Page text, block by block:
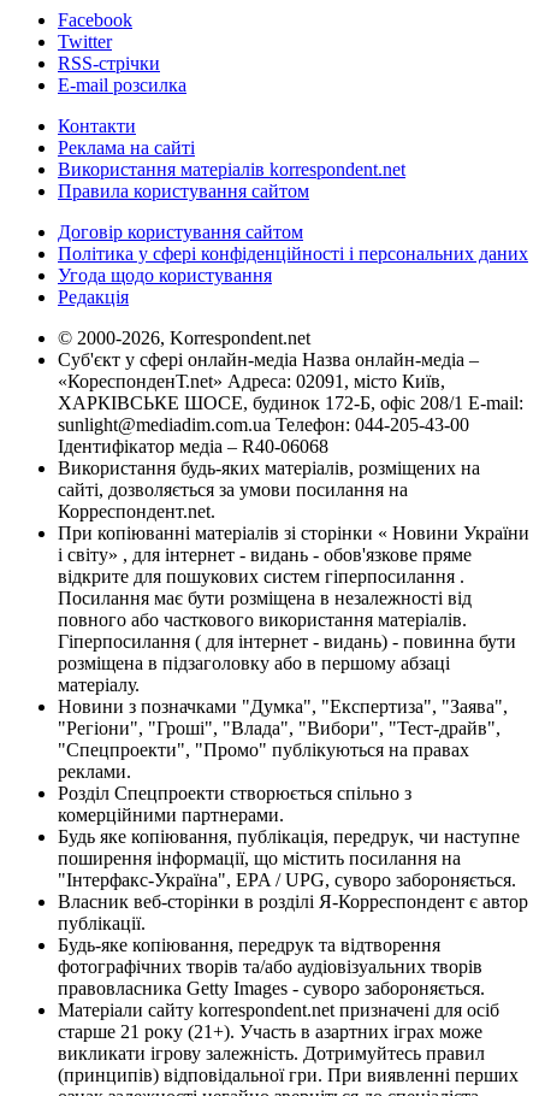
Facebook
Twitter
RSS-стрічки
E-mail розсилка
Контакти
Реклама на сайті
Використання матеріалів korrespondent.net
Правила користування сайтом
Договір користування сайтом
Політика у сфері конфіденційності і персональних даних
Угода щодо користування
Редакція
© 2000-2026, Korrespondent.net
Суб'єкт у сфері онлайн-медіа Назва онлайн-медіа –
«КореспонденТ.net» Адреса: 02091, місто Київ,
ХАРКІВСЬКЕ ШОСЕ, будинок 172-Б, офіс 208/1 E-mail:
sunlight@mediadim.com.ua Телефон: 044-205-43-00
Ідентифікатор медіа – R40-06068
Використання будь-яких матеріалів, розміщених на
сайті, дозволяється за умови посилання на
Корреспондент.net.
При копіюванні матеріалів зі сторінки « Новини України
і світу» , для інтернет - видань - обов'язкове пряме
відкрите для пошукових систем гіперпосилання .
Посилання має бути розміщена в незалежності від
повного або часткового використання матеріалів.
Гіперпосилання ( для інтернет - видань) - повинна бути
розміщена в підзаголовку або в першому абзаці
матеріалу.
Новини з позначками "Думка", "Експертиза", "Заява",
"Регіони", "Гроші", "Влада", "Вибори", "Тест-драйв",
"Спецпроекти", "Промо" публікуються на правах
реклами.
Розділ Спецпроекти створюється спільно з
комерційними партнерами.
Будь яке копіювання, публікація, передрук, чи наступне
поширення інформації, що містить посилання на
"Інтерфакс-Україна", EPA / UPG, суворо забороняється.
Власник веб-сторінки в розділі Я-Корреспондент є автор
публікації.
Будь-яке копіювання, передрук та відтворення
фотографічних творів та/або аудіовізуальних творів
правовласника Getty Images - суворо забороняється.
Матеріали сайту korrespondent.net призначені для осіб
старше 21 року (21+). Участь в азартних іграх може
викликати ігрову залежність. Дотримуйтесь правил
(принципів) відповідальної гри. При виявленні перших